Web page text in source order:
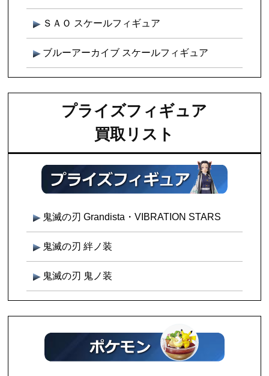
ＳＡＯ スケールフィギュア
ブルーアーカイブ スケールフィギュア
プライズフィギュア
買取リスト
鬼滅の刃 Grandista・VIBRATION STARS
鬼滅の刃 絆ノ装
鬼滅の刃 鬼ノ装